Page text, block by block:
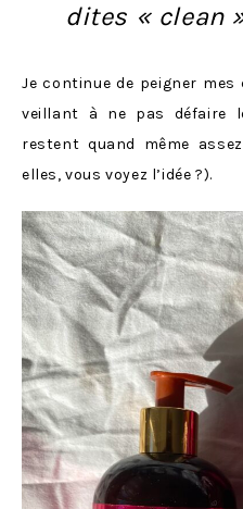
dites « clean
Je continue de peigner mes
veillant à ne pas défaire
restent quand même
elles, vous voyez l’idée ?).